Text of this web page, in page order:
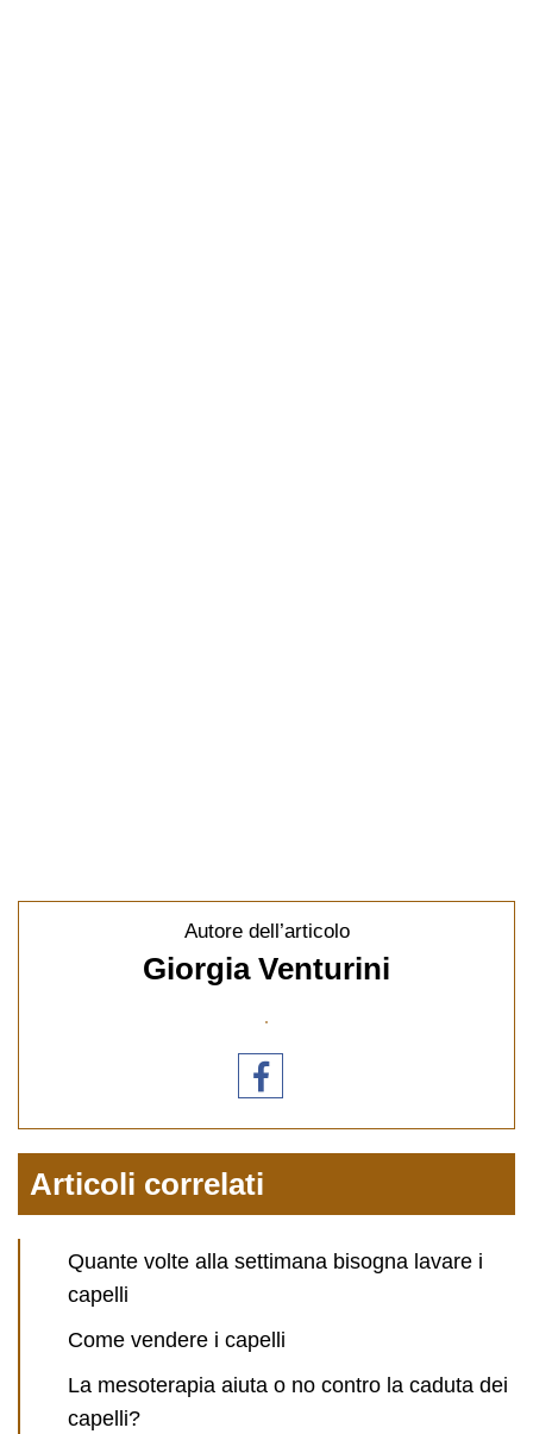
Autore dell’articolo
Giorgia Venturini
Articoli correlati
Quante volte alla settimana bisogna lavare i
capelli
Come vendere i capelli
La mesoterapia aiuta o no contro la caduta dei
capelli?